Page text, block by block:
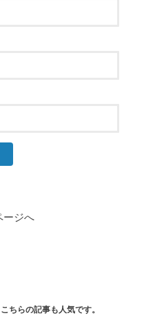
ージへ
こちらの記事も人気です。